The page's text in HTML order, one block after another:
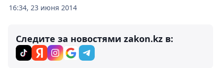
16:34, 23 июня 2014
Следите за новостями zakon.kz в: